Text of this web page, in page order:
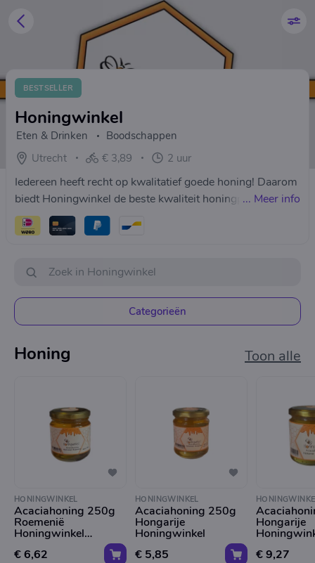
BESTSELLER
Honingwinkel
Eten & Drinken
Boodschappen
Utrecht
€ 3,89 2 uur
Iedereen heeft recht op kwalitatief goede honing! Daarom
biedt Honingwinkel de beste kwaliteit honingproducten.
... Meer info
Categorieën
Honing Toon alle
HONINGWINKEL
Acaciahoning 250g
Roemenië
Honingwinkel
(vloeibaar) - 250g
€ 6,62
HONINGWINKEL
Acaciahoning 250g
Hongarije
Honingwinkel
€ 5,85
Hongarije
€ 9,27